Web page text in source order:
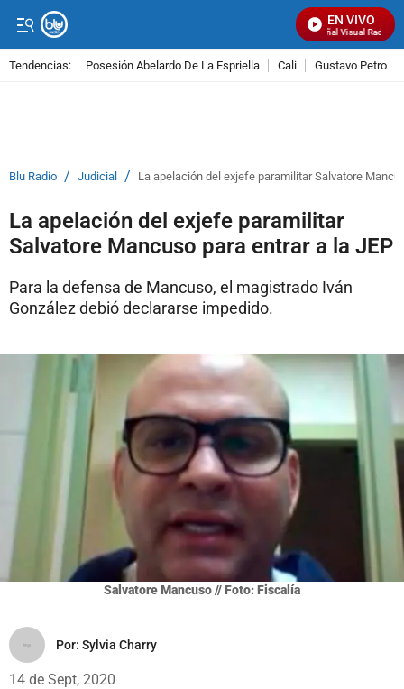
EN VIVO
Señal Visual Radio
Tendencias: Posesión Abelardo De La Espriella Cali Gustavo Petro
Blu Radio / Judicial / La apelación del exjefe paramilitar Salvatore
La apelación del exjefe paramilitar
Salvatore Mancuso para entrar a la JEP
Para la defensa de Mancuso, el magistrado Iván
González debió declararse impedido.
Salvatore Mancuso // Foto: Fiscalía
Por: Sylvia Charry
14 de Sept, 2020